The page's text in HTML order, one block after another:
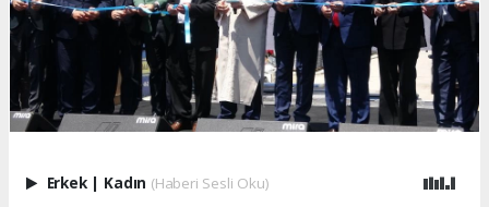
Erkek | Kadın (Haberi Sesli Oku)